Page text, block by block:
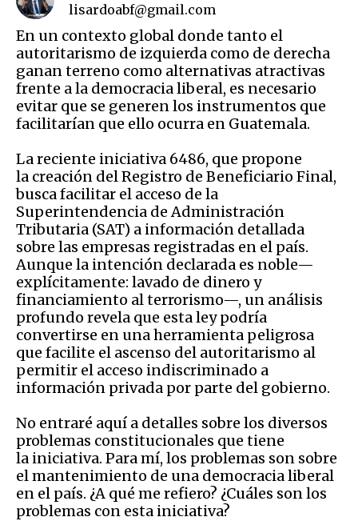
lisardoabf@gmail.com
En un contexto global donde tanto el
autoritarismo de izquierda como de derecha
ganan terreno como alternativas atractivas
frente a la democracia liberal, es necesario
evitar que se generen los instrumentos que
facilitarían que ello ocurra en Guatemala.
La reciente iniciativa 6486, que propone
la creación del Registro de Beneficiario Final,
busca facilitar el acceso de la
Superintendencia de Administración
Tributaria (SAT) a información detallada
sobre las empresas registradas en el país.
Aunque la intención declarada es noble—
explícitamente: lavado de dinero y
financiamiento al terrorismo—, un análisis
profundo revela que esta ley podría
convertirse en una herramienta peligrosa
que facilite el ascenso del autoritarismo al
permitir el acceso indiscriminado a
información privada por parte del gobierno.
No entraré aquí a detalles sobre los diversos
problemas constitucionales que tiene
la iniciativa. Para mí, los problemas son sobre
el mantenimiento de una democracia liberal
en el país. ¿A qué me refiero? ¿Cuáles son los
problemas con esta iniciativa?